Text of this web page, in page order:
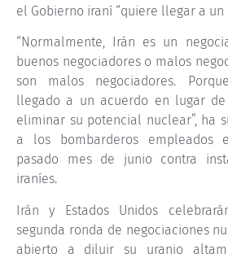
el Gobierno iraní “quiere llegar a un
“Normalmente, Irán es un
buenos negociadores o malos
son malos negociadores.
llegado a un acuerdo en lugar
eliminar su potencial nuclear”, ha
a los bombarderos empleados
pasado mes de junio contra
iraníes.
Irán y Estados Unidos
segunda ronda de negociaciones
abierto a diluir su uranio